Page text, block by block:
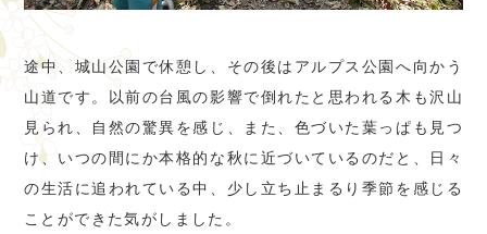
途中、城山公園で休憩し、その後はアルプス公園へ向かう
山道です。以前の台風の影響で倒れたと思われる木も沢山
見られ、自然の驚異を感じ、また、色づいた葉っぱも見つ
け、いつの間にか本格的な秋に近づいているのだと、日々
の生活に追われている中、少し立ち止まるり季節を感じる
ことができた気がしました。